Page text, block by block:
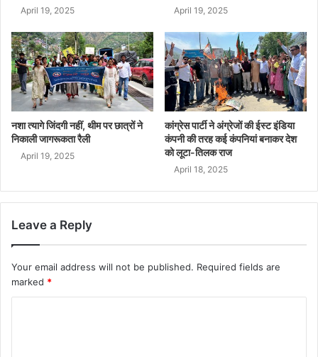
April 19, 2025 April 19, 2025
नशा त्यागे जिंदगी नहीं, थीम पर छात्रों ने
निकाली जागरूकता रैली
April 19, 2025
कांग्रेस पार्टी ने अंग्रेजों की ईस्ट इंडिया
कंपनी की तरह कई कंपनियां बनाकर देश
को लूटा-तिलक राज
April 18, 2025
Leave a Reply
Your email address will not be published. Required fields are
marked *